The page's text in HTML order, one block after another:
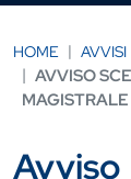
HOME AVVISI
AVVISO
Avviso